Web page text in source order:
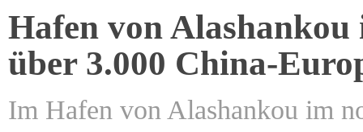
Hafen von
über 3.000 China-
Im Hafen von Alashankou im